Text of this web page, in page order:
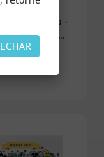
em Roma -
Grandes ...